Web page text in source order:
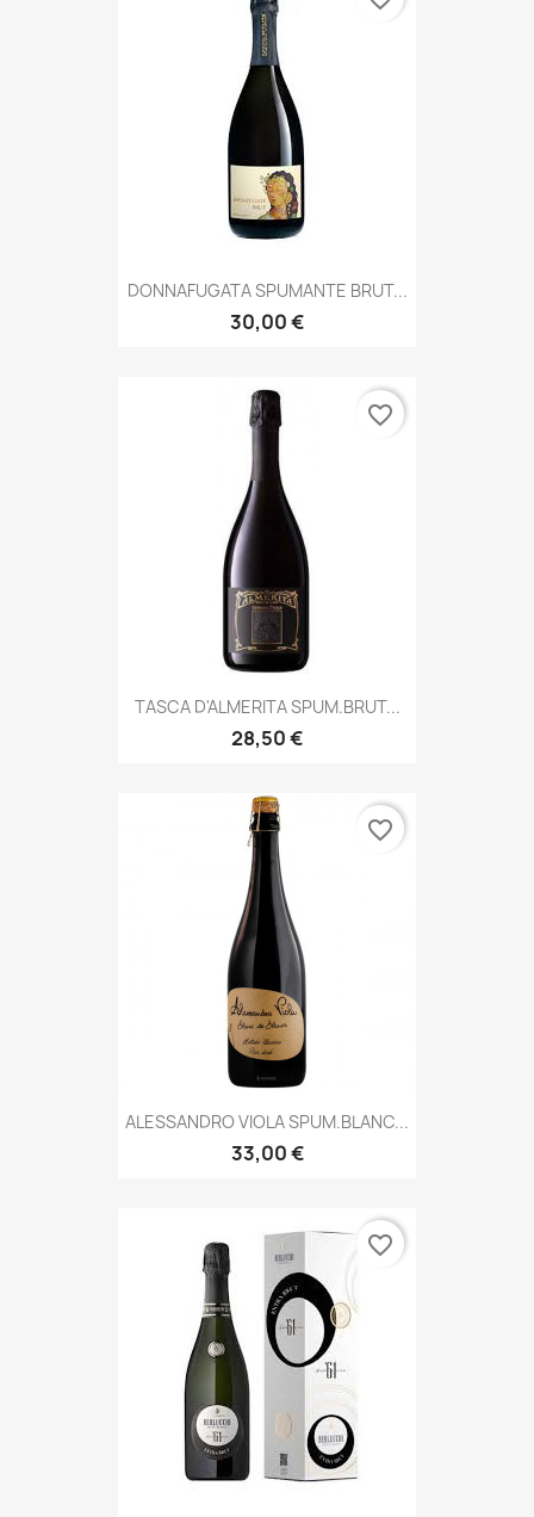
DONNAFUGATA SPUMANTE BRUT...
30,00 €
TASCA D'ALMERITA SPUM.BRUT...
28,50 €
favorite_border
ALESSANDRO VIOLA SPUM.BLANC...
33,00 €
favorite_border
favorite_border